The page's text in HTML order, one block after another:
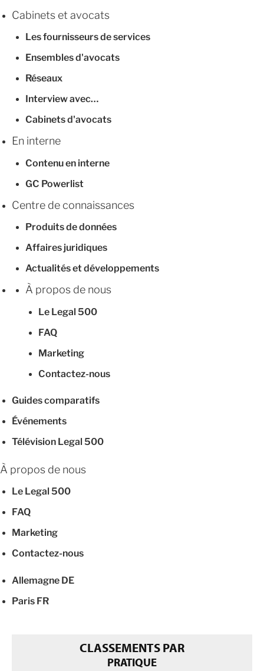
Cabinets et avocats
Les fournisseurs de services
Ensembles d'avocats
Réseaux
Interview avec…
Cabinets d'avocats
En interne
Contenu en interne
GC Powerlist
Centre de connaissances
Produits de données
Affaires juridiques
Actualités et développements
À propos de nous
Le Legal 500
FAQ
Marketing
Contactez-nous
Guides comparatifs
Événements
Télévision Legal 500
À propos de nous
Le Legal 500
FAQ
Marketing
Contactez-nous
Allemagne DE
Paris FR
CLASSEMENTS PAR
PRATIQUE